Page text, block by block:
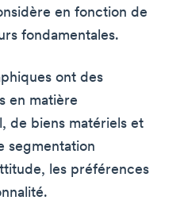
en fonction de
fondamentales.
ont des
en matière
de biens matériels et
segmentation
les préférences